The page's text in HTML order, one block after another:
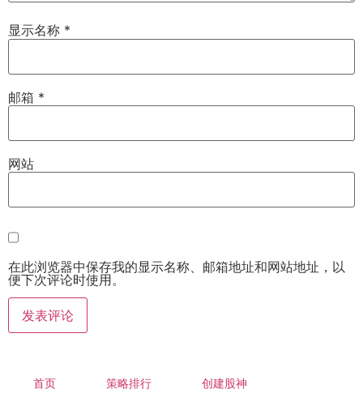
显示名称 *
邮箱 *
网站
在此浏览器中保存我的显示名称、邮箱地址和网站地址，以
便下次评论时使用。
首页 策略排行 创建股神